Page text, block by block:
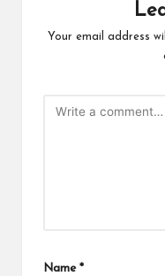
Your email address
Name *